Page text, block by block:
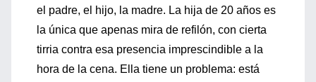
el padre, el hijo, la madre. La hija de 20 años es
la única que apenas mira de refilón, con cierta
tirria contra esa presencia imprescindible a la
hora de la cena. Ella tiene un problema: está